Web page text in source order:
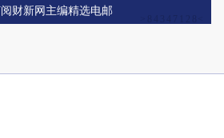
财新网主编精选电邮